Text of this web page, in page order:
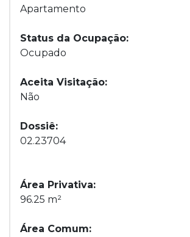
Apartamento
Status da Ocupação:
Ocupado
Aceita Visitação:
Não
Dossiê:
02.23704
Área Privativa:
96.25 m²
Área Comum: